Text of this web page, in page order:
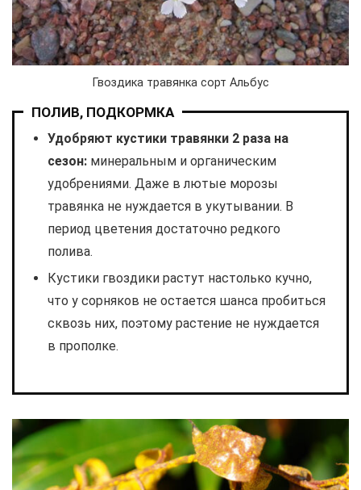
Гвоздика травянка сорт Альбус
ПОЛИВ, ПОДКОРМКА
Удобряют кустики травянки 2 раза на
сезон: минеральным и органическим
удобрениями. Даже в лютые морозы
травянка не нуждается в укутывании. В
период цветения достаточно редкого
полива.
Кустики гвоздики растут настолько кучно,
что у сорняков не остается шанса пробиться
сквозь них, поэтому растение не нуждается
в прополке.